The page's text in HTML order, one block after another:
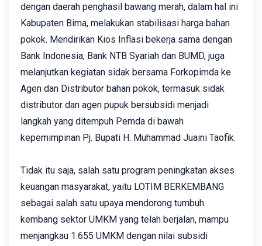
dengan daerah penghasil bawang merah, dalam hal ini
Kabupaten Bima, melakukan stabilisasi harga bahan
pokok. Mendirikan Kios Inflasi bekerja sama dengan
Bank Indonesia, Bank NTB Syariah dan BUMD, juga
melanjutkan kegiatan sidak bersama Forkopimda ke
Agen dan Distributor bahan pokok, termasuk sidak
distributor dan agen pupuk bersubsidi menjadi
langkah yang ditempuh Pemda di bawah
kepemimpinan Pj. Bupati H. Muhammad Juaini Taofik.
Tidak itu saja, salah satu program peningkatan akses
keuangan masyarakat, yaitu LOTIM BERKEMBANG
sebagai salah satu upaya mendorong tumbuh
kembang sektor UMKM yang telah berjalan, mampu
menjangkau 1.655 UMKM dengan nilai subsidi